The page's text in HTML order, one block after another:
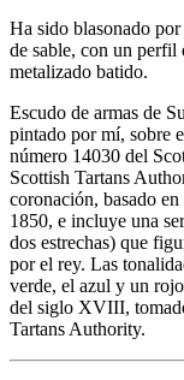
Ha sido blasonado
de sable, con un
metalizado batido.
Escudo de armas de
pintado por mí, sobre
número 14030 del
Scottish Tartans
coronación, basado
1850, e incluye una
dos estrechas) que
por el rey. Las
verde, el azul y un
del siglo XVIII,
Tartans Authority.